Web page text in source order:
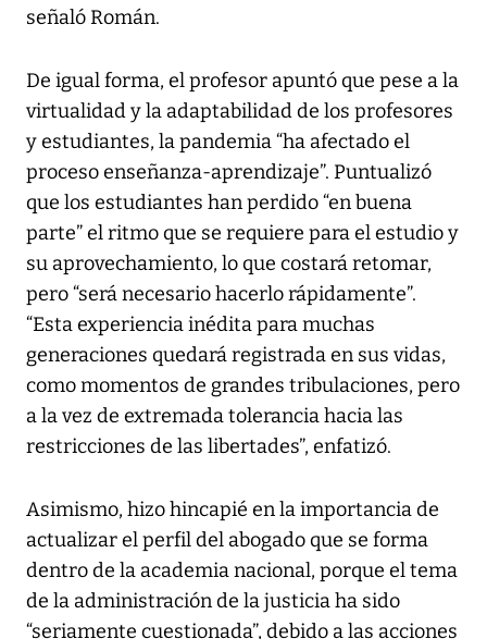
señaló Román.
De igual forma, el profesor apuntó que pese a la
virtualidad y la adaptabilidad de los profesores
y estudiantes, la pandemia “ha afectado el
proceso enseñanza-aprendizaje”. Puntualizó
que los estudiantes han perdido “en buena
parte” el ritmo que se requiere para el estudio y
su aprovechamiento, lo que costará retomar,
pero “será necesario hacerlo rápidamente”.
“Esta experiencia inédita para muchas
generaciones quedará registrada en sus vidas,
como momentos de grandes tribulaciones, pero
a la vez de extremada tolerancia hacia las
restricciones de las libertades”, enfatizó.
Asimismo, hizo hincapié en la importancia de
actualizar el perfil del abogado que se forma
dentro de la academia nacional, porque el tema
de la administración de la justicia ha sido
“seriamente cuestionada”, debido a las acciones